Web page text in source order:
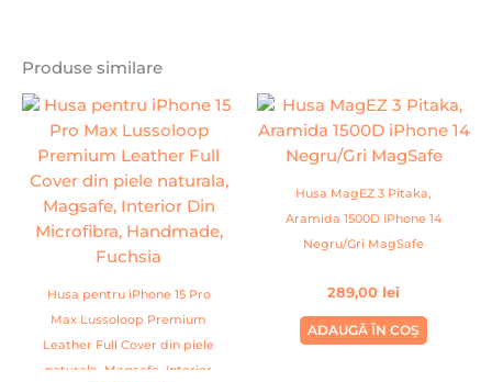
Produse similare
Husa pentru iPhone 15 Pro
Max Lussoloop Premium
Leather Full Cover din piele
naturala, Magsafe, Interior
Husa MagEZ 3 Pitaka,
Aramida 1500D iPhone 14
Negru/Gri MagSafe
289,00 lei
ADAUGĂ ÎN COȘ